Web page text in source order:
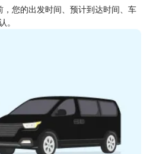
您的出发时间、预计到达时间、车
。